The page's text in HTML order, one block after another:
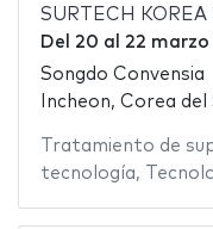
SURTECH KOREA
Del 20 al 22 marzo
Songdo Convensia
Incheon, Corea del
Tratamiento de
tecnología,